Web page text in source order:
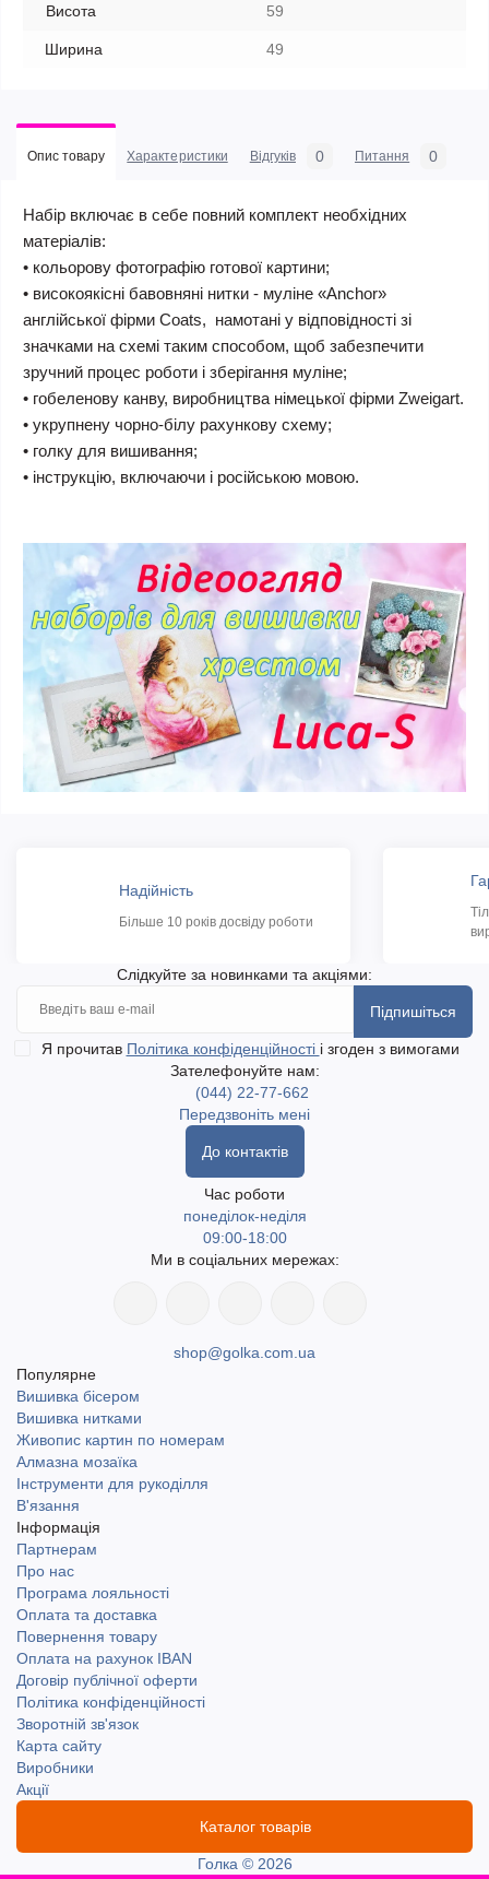
Висота 59
Ширина 49
Опис товару Характеристики Відгуків 0 Питання 0
Набір включає в себе повний комплект необхідних
матеріалів:
• кольорову фотографію готової картини;
• високоякісні бавовняні нитки - муліне «Anchor»
англійської фірми Coats, намотані у відповідності зі
значками на схемі таким способом, щоб забезпечити
зручний процес роботи і зберігання муліне;
• гобеленову канву, виробництва німецької фірми Zweigart.
• укрупнену чорно-білу рахункову схему;
• голку для вишивання;
• інструкцію, включаючи і російською мовою.
Надійність
Більше 10 років досвіду роботи
Слідкуйте за новинками та акціями:
Підпишіться
Я прочитав Політика конфіденційності і згоден з вимогами
Зателефонуйте нам:
(044) 22-77-662
Передзвоніть мені
До контактів
Час роботи
понеділок-неділя
09:00-18:00
Ми в соціальних мережах:
shop@golka.com.ua
Популярне
Вишивка бісером
Вишивка нитками
Живопис картин по номерам
Алмазна мозаїка
Інструменти для рукоділля
В'язання
Інформація
Партнерам
Про нас
Програма лояльності
Оплата та доставка
Повернення товару
Оплата на рахунок IBAN
Договір публічної оферти
Політика конфіденційності
Зворотній зв'язок
Карта сайту
Виробники
Акції
Каталог товарів
Голка © 2026